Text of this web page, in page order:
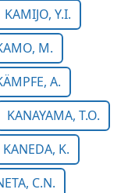
KAMIJO, Y.I.
M.
A.
KANAYAMA, T.O.
KANEDA, K.
C.N.